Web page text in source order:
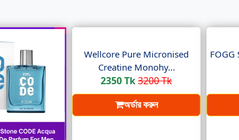
Wellcore Pure Micronised
Creatine Monohy...
2350 Tk3200 Tk
অর্ডার করুন
FOGG